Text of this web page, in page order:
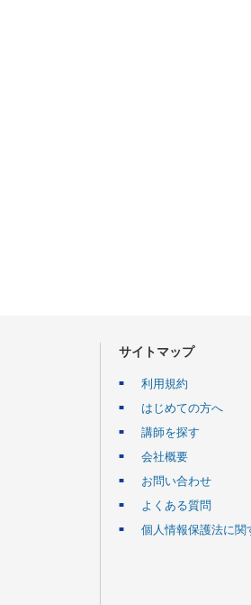
サイトマップ
利用規約
はじめての方へ
講師を探す
会社概要
お問い合わせ
よくある質問
個人情報保護法に関